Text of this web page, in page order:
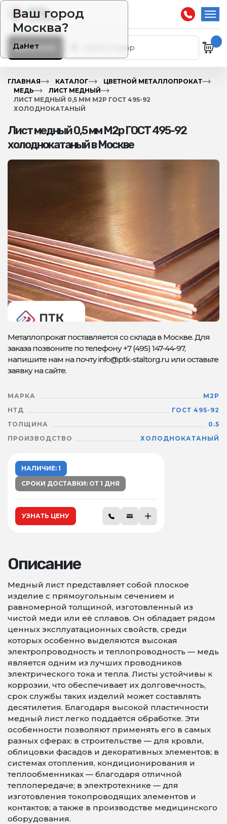
Ваш город
Москва?
ДаНет
Каталог
ГЛАВНАЯ КАТАЛОГ
ЦВЕТНОЙ МЕТАЛЛОПРОКАТ
МЕДЬ
ЛИСТ МЕДНЫЙ
ЛИСТ МЕДНЫЙ 0,5 ММ М2Р ГОСТ 495-92
ХОЛОДНОКАТАНЫЙ
Лист медный 0,5 мм М2р ГОСТ 495-92
холоднокатаный в Москве
Металлопрокат поставляется со склада в Москве. Для
заказа позвоните по телефону +7 (495) 147-44-97,
напишите нам на почту info@ptk-staltorg.ru или оставьте
заявку на сайте.
МАРКА
М2Р
НТД
ГОСТ 495-92
ТОЛЩИНА
0.5
ПРОИЗВОДСТВО
ХОЛОДНОКАТАНЫЙ
НАЛИЧИЕ: 1
СРОКИ ДОСТАВКИ: ОТ 1 ДНЯ
УЗНАТЬ ЦЕНУ
Описание
Медный лист представляет собой плоское
изделие с прямоугольным сечением и
равномерной толщиной, изготовленный из
чистой меди или её сплавов. Он обладает рядом
ценных эксплуатационных свойств, среди
которых особенно выделяются высокая
электропроводность и теплопроводность — медь
является одним из лучших проводников
электрического тока и тепла. Листы устойчивы к
коррозии, что обеспечивает их долговечность,
срок службы таких изделий может составлять
десятилетия. Благодаря высокой пластичности
медный лист легко поддаётся обработке. Эти
особенности позволяют применять его в самых
разных сферах: в строительстве — для кровли,
облицовки фасадов и декоративных элементов; в
системах отопления, кондиционирования и
теплообменниках — благодаря отличной
теплопередаче; в электротехнике — для
изготовления токопроводящих элементов и
контактов; а также в производстве медицинского
оборудования.